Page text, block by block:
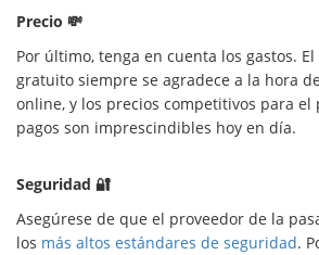
Precio 💸
Por último, tenga en cuenta los gastos.
gratuito siempre se agradece a la hora
online, y los precios competitivos para el
pagos son imprescindibles hoy en día.
Seguridad 🔐
Asegúrese de que el proveedor de la
los más altos estándares de seguridad.